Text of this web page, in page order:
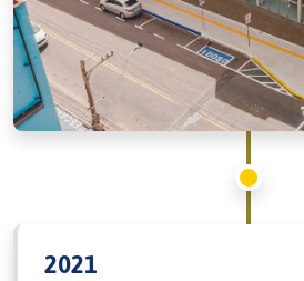
2021